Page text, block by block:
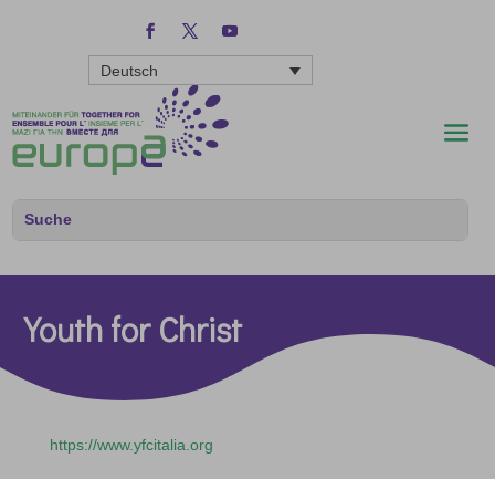
Deutsch
Youth for Christ
https://www.yfcitalia.org